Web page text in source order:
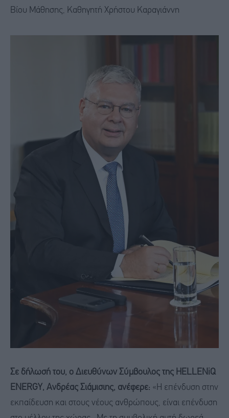
Βίου Μάθησης, Καθηγητή Χρήστου Καραγιάννη
Σε δήλωσή του, ο Διευθύνων Σύμβουλος της HELLENiQ
ENERGY, Ανδρέας Σιάμισιης, ανέφερε: «Η επένδυση στην
εκπαίδευση και στους νέους ανθρώπους, είναι επένδυση